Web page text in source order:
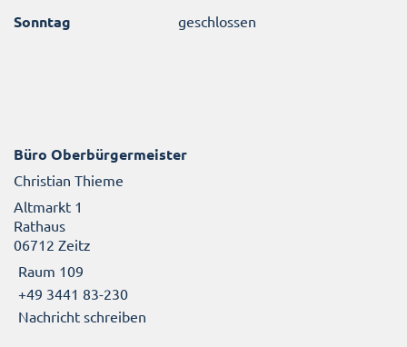
Sonntag geschlossen
Büro Oberbürgermeister
Christian Thieme
Altmarkt 1
Rathaus
06712 Zeitz
Raum 109
+49 3441 83-230
Nachricht schreiben